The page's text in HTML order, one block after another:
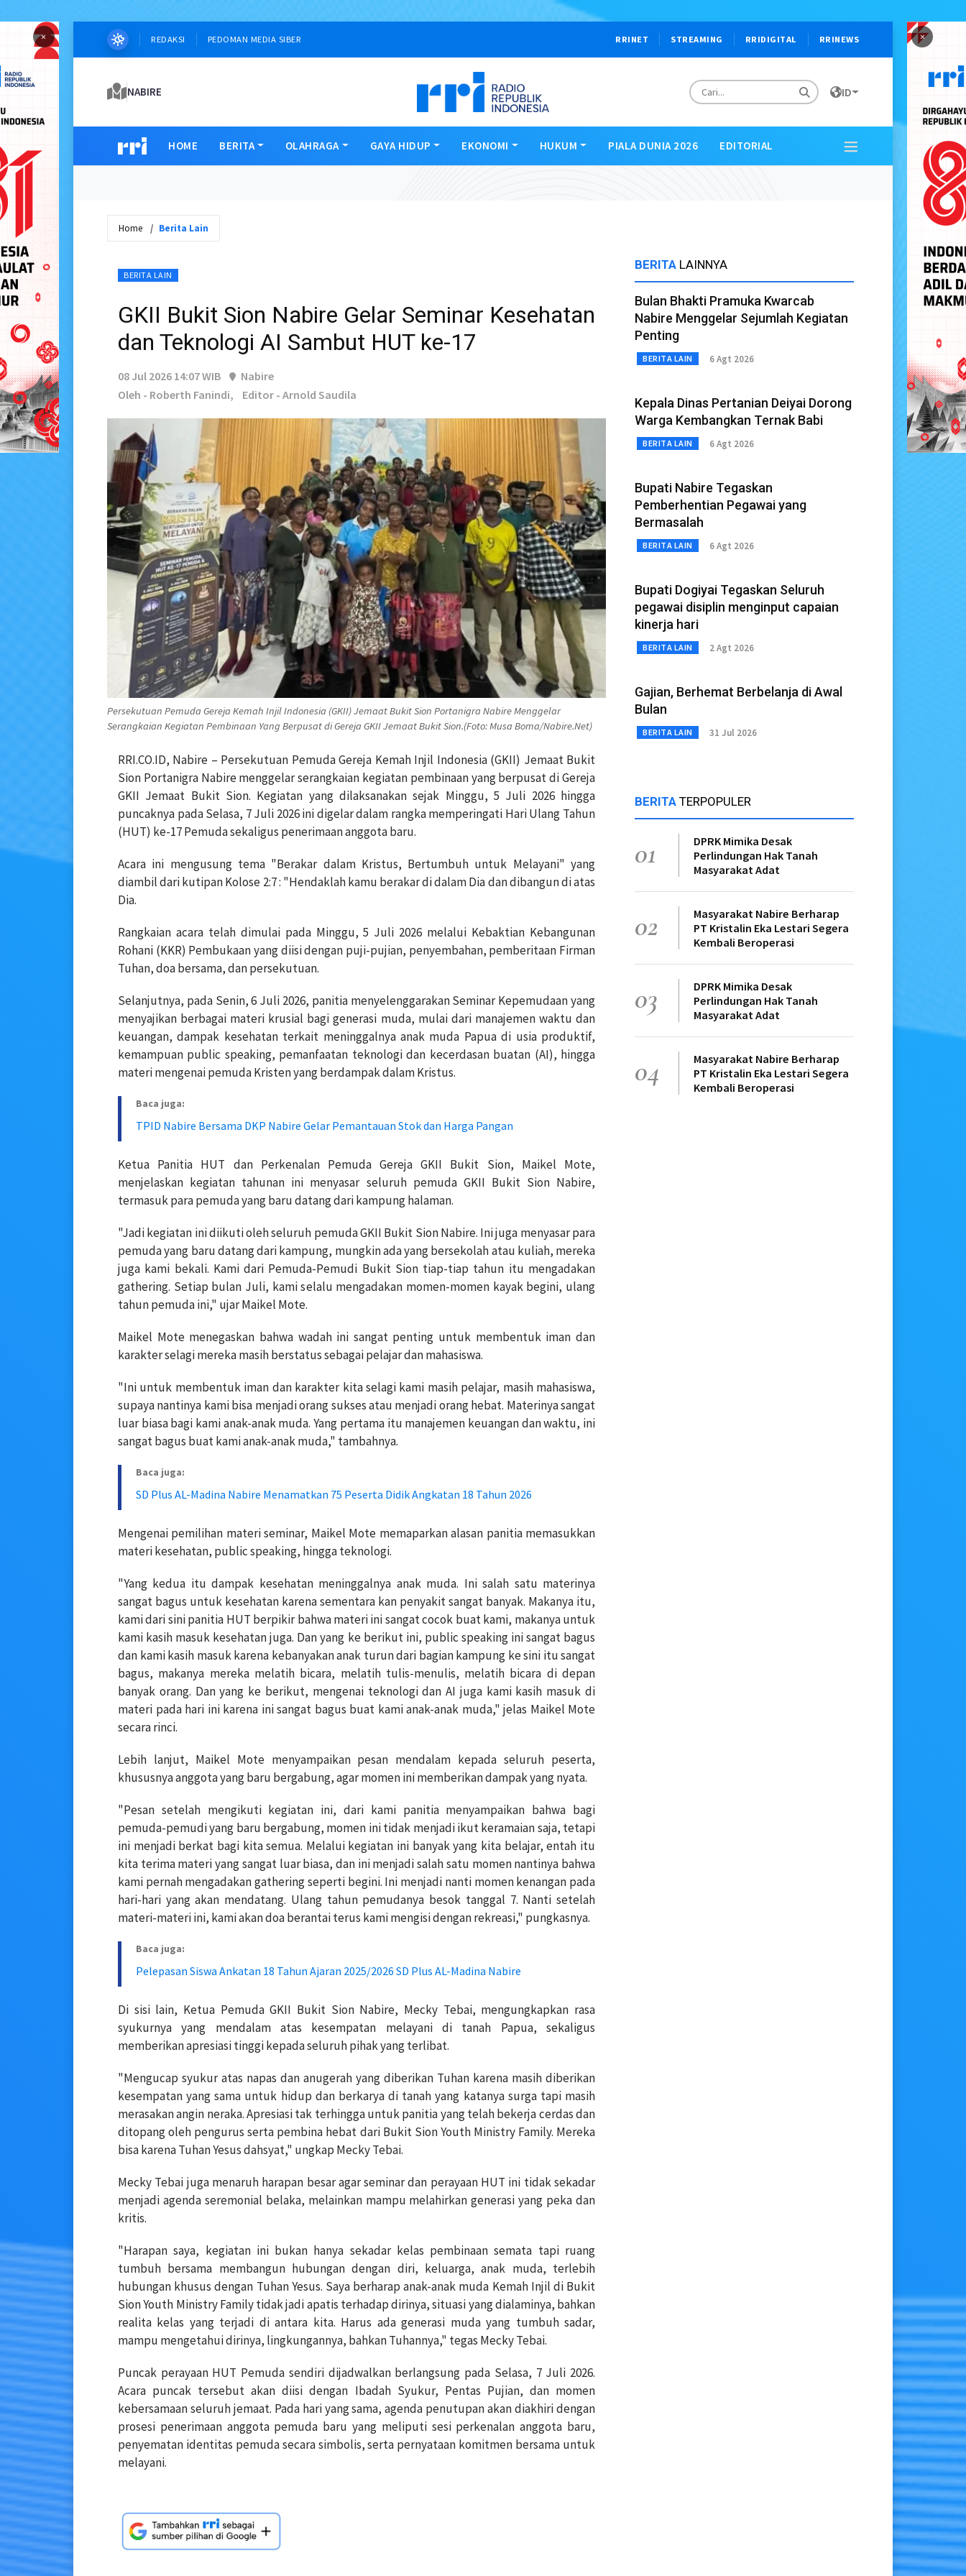
× ×
REDAKSI PEDOMAN MEDIA SIBER RRINET STREAMING RRIDIGITAL RRINEWS
NABIRE ID
HOME BERITA OLAHRAGA GAYA HIDUP EKONOMI HUKUM PIALA DUNIA 2026 EDITORIAL
Home Berita Lain
BERITA LAIN
GKII Bukit Sion Nabire Gelar Seminar Kesehatan
dan Teknologi AI Sambut HUT ke-17
08 Jul 2026 14:07 WIB
Nabire
Oleh - Roberth Fanindi,
Editor - Arnold Saudila
Persekutuan Pemuda Gereja Kemah Injil Indonesia (GKII) Jemaat Bukit Sion Portanigra Nabire Menggelar
Serangkaian Kegiatan Pembinaan Yang Berpusat di Gereja GKII Jemaat Bukit Sion.(Foto: Musa Boma/Nabire.Net)
RRI.CO.ID, Nabire – Persekutuan Pemuda Gereja Kemah Injil Indonesia (GKII) Jemaat Bukit
Sion Portanigra Nabire menggelar serangkaian kegiatan pembinaan yang berpusat di Gereja
GKII Jemaat Bukit Sion. Kegiatan yang dilaksanakan sejak Minggu, 5 Juli 2026 hingga
puncaknya pada Selasa, 7 Juli 2026 ini digelar dalam rangka memperingati Hari Ulang Tahun
(HUT) ke-17 Pemuda sekaligus penerimaan anggota baru.
Acara ini mengusung tema "Berakar dalam Kristus, Bertumbuh untuk Melayani" yang
diambil dari kutipan Kolose 2:7 : "Hendaklah kamu berakar di dalam Dia dan dibangun di atas
Dia.
Rangkaian acara telah dimulai pada Minggu, 5 Juli 2026 melalui Kebaktian Kebangunan
Rohani (KKR) Pembukaan yang diisi dengan puji-pujian, penyembahan, pemberitaan Firman
Tuhan, doa bersama, dan persekutuan.
Selanjutnya, pada Senin, 6 Juli 2026, panitia menyelenggarakan Seminar Kepemudaan yang
menyajikan berbagai materi krusial bagi generasi muda, mulai dari manajemen waktu dan
keuangan, dampak kesehatan terkait meninggalnya anak muda Papua di usia produktif,
kemampuan public speaking, pemanfaatan teknologi dan kecerdasan buatan (AI), hingga
materi mengenai pemuda Kristen yang berdampak dalam Kristus.
Baca juga:
TPID Nabire Bersama DKP Nabire Gelar Pemantauan Stok dan Harga Pangan
Ketua Panitia HUT dan Perkenalan Pemuda Gereja GKII Bukit Sion, Maikel Mote,
menjelaskan kegiatan tahunan ini menyasar seluruh pemuda GKII Bukit Sion Nabire,
termasuk para pemuda yang baru datang dari kampung halaman.
"Jadi kegiatan ini diikuti oleh seluruh pemuda GKII Bukit Sion Nabire. Ini juga menyasar para
pemuda yang baru datang dari kampung, mungkin ada yang bersekolah atau kuliah, mereka
juga kami bekali. Kami dari Pemuda-Pemudi Bukit Sion tiap-tiap tahun itu mengadakan
gathering. Setiap bulan Juli, kami selalu mengadakan momen-momen kayak begini, ulang
tahun pemuda ini," ujar Maikel Mote.
Maikel Mote menegaskan bahwa wadah ini sangat penting untuk membentuk iman dan
karakter selagi mereka masih berstatus sebagai pelajar dan mahasiswa.
"Ini untuk membentuk iman dan karakter kita selagi kami masih pelajar, masih mahasiswa,
supaya nantinya kami bisa menjadi orang sukses atau menjadi orang hebat. Materinya sangat
luar biasa bagi kami anak-anak muda. Yang pertama itu manajemen keuangan dan waktu, ini
sangat bagus buat kami anak-anak muda," tambahnya.
Baca juga:
SD Plus AL-Madina Nabire Menamatkan 75 Peserta Didik Angkatan 18 Tahun 2026
Mengenai pemilihan materi seminar, Maikel Mote memaparkan alasan panitia memasukkan
materi kesehatan, public speaking, hingga teknologi.
"Yang kedua itu dampak kesehatan meninggalnya anak muda. Ini salah satu materinya
sangat bagus untuk kesehatan karena sementara kan penyakit sangat banyak. Makanya itu,
kami dari sini panitia HUT berpikir bahwa materi ini sangat cocok buat kami, makanya untuk
kami kasih masuk kesehatan juga. Dan yang ke berikut ini, public speaking ini sangat bagus
dan kami kasih masuk karena kebanyakan anak turun dari bagian kampung ke sini itu sangat
bagus, makanya mereka melatih bicara, melatih tulis-menulis, melatih bicara di depan
banyak orang. Dan yang ke berikut, mengenai teknologi dan AI juga kami kasih masuk di
materi pada hari ini karena ini sangat bagus buat kami anak-anak muda," jelas Maikel Mote
secara rinci.
Lebih lanjut, Maikel Mote menyampaikan pesan mendalam kepada seluruh peserta,
khususnya anggota yang baru bergabung, agar momen ini memberikan dampak yang nyata.
"Pesan setelah mengikuti kegiatan ini, dari kami panitia menyampaikan bahwa bagi
pemuda-pemudi yang baru bergabung, momen ini tidak menjadi ikut keramaian saja, tetapi
ini menjadi berkat bagi kita semua. Melalui kegiatan ini banyak yang kita belajar, entah itu
kita terima materi yang sangat luar biasa, dan ini menjadi salah satu momen nantinya bahwa
kami pernah mengadakan gathering seperti begini. Ini menjadi nanti momen kenangan pada
hari-hari yang akan mendatang. Ulang tahun pemudanya besok tanggal 7. Nanti setelah
materi-materi ini, kami akan doa berantai terus kami mengisi dengan rekreasi," pungkasnya.
Baca juga:
Pelepasan Siswa Ankatan 18 Tahun Ajaran 2025/2026 SD Plus AL-Madina Nabire
Di sisi lain, Ketua Pemuda GKII Bukit Sion Nabire, Mecky Tebai, mengungkapkan rasa
syukurnya yang mendalam atas kesempatan melayani di tanah Papua, sekaligus
memberikan apresiasi tinggi kepada seluruh pihak yang terlibat.
"Mengucap syukur atas napas dan anugerah yang diberikan Tuhan karena masih diberikan
kesempatan yang sama untuk hidup dan berkarya di tanah yang katanya surga tapi masih
merasakan angin neraka. Apresiasi tak terhingga untuk panitia yang telah bekerja cerdas dan
ditopang oleh pengurus serta pembina hebat dari Bukit Sion Youth Ministry Family. Mereka
bisa karena Tuhan Yesus dahsyat," ungkap Mecky Tebai.
Mecky Tebai juga menaruh harapan besar agar seminar dan perayaan HUT ini tidak sekadar
menjadi agenda seremonial belaka, melainkan mampu melahirkan generasi yang peka dan
kritis.
"Harapan saya, kegiatan ini bukan hanya sekadar kelas pembinaan semata tapi ruang
tumbuh bersama membangun hubungan dengan diri, keluarga, anak muda, terlebih
hubungan khusus dengan Tuhan Yesus. Saya berharap anak-anak muda Kemah Injil di Bukit
Sion Youth Ministry Family tidak jadi apatis terhadap dirinya, situasi yang dialaminya, bahkan
realita kelas yang terjadi di antara kita. Harus ada generasi muda yang tumbuh sadar,
mampu mengetahui dirinya, lingkungannya, bahkan Tuhannya," tegas Mecky Tebai.
Puncak perayaan HUT Pemuda sendiri dijadwalkan berlangsung pada Selasa, 7 Juli 2026.
Acara puncak tersebut akan diisi dengan Ibadah Syukur, Pentas Pujian, dan momen
kebersamaan seluruh jemaat. Pada hari yang sama, agenda penutupan akan diakhiri dengan
prosesi penerimaan anggota pemuda baru yang meliputi sesi perkenalan anggota baru,
penyematan identitas pemuda secara simbolis, serta pernyataan komitmen bersama untuk
melayani.
BERITA LAINNYA
Bulan Bhakti Pramuka Kwarcab
Nabire Menggelar Sejumlah Kegiatan
Penting
BERITA LAIN 6 Agt 2026
Kepala Dinas Pertanian Deiyai Dorong
Warga Kembangkan Ternak Babi
BERITA LAIN 6 Agt 2026
Bupati Nabire Tegaskan
Pemberhentian Pegawai yang
Bermasalah
BERITA LAIN 6 Agt 2026
Bupati Dogiyai Tegaskan Seluruh
pegawai disiplin menginput capaian
kinerja hari
BERITA LAIN 2 Agt 2026
Gajian, Berhemat Berbelanja di Awal
Bulan
BERITA LAIN 31 Jul 2026
BERITA TERPOPULER
01
DPRK Mimika Desak
Perlindungan Hak Tanah
Masyarakat Adat
02
Masyarakat Nabire Berharap
PT Kristalin Eka Lestari Segera
Kembali Beroperasi
03
DPRK Mimika Desak
Perlindungan Hak Tanah
Masyarakat Adat
04
Masyarakat Nabire Berharap
PT Kristalin Eka Lestari Segera
Kembali Beroperasi